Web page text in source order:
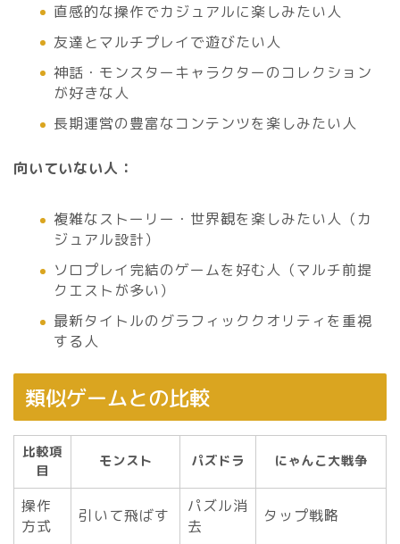
直感的な操作でカジュアルに楽しみたい人
友達とマルチプレイで遊びたい人
神話・モンスターキャラクターのコレクション
が好きな人
長期運営の豊富なコンテンツを楽しみたい人
向いていない人：
複雑なストーリー・世界観を楽しみたい人（カ
ジュアル設計）
ソロプレイ完結のゲームを好む人（マルチ前提
クエストが多い）
最新タイトルのグラフィッククオリティを重視
する人
類似ゲームとの比較
比較項
目
モンスト パズドラ にゃんこ大戦争
操作
方式
引いて飛ばす
パズル消
去
タップ戦略